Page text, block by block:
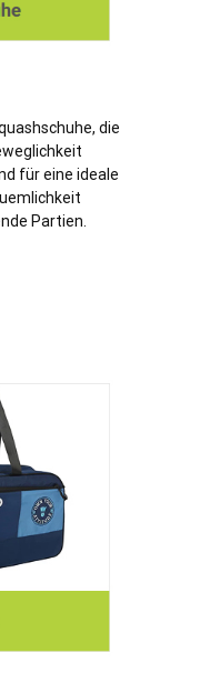
die
für eine ideale
Partien.